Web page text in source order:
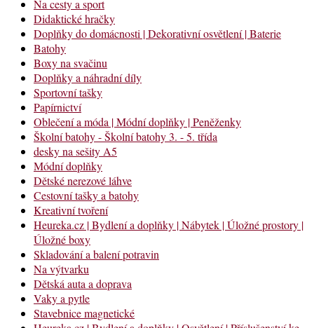
Na cesty a sport
Didaktické hračky
Doplňky do domácnosti | Dekorativní osvětlení | Baterie
Batohy
Boxy na svačinu
Doplňky a náhradní díly
Sportovní tašky
Papírnictví
Oblečení a móda | Módní doplňky | Peněženky
Školní batohy - Školní batohy 3. - 5. třída
desky na sešity A5
Módní doplňky
Dětské nerezové láhve
Cestovní tašky a batohy
Kreativní tvoření
Heureka.cz | Bydlení a doplňky | Nábytek | Úložné prostory |
Úložné boxy
Skladování a balení potravin
Na výtvarku
Dětská auta a doprava
Vaky a pytle
Stavebnice magnetické